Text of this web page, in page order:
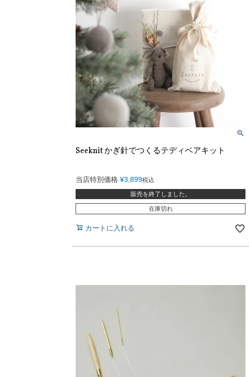
Seeknit かぎ針でつくるテディベアキット
当店特別価格 ¥3,899税込
販売を終了しました。
在庫切れ
カートに入れる